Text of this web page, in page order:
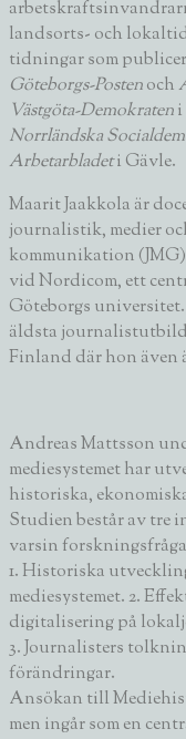
landsorts- och
tidningar som
Göteborgs-Postenoch
Västgöta-Demokrateni
Norrländska
Arbetarbladeti Gävle.
Maarit Jaakkola är
journalistik, medier
kommunikation
vid Nordicom, ett
Göteborgs
äldsta
Finland där hon
Andreas Mattsson
mediesystemet har
historiska,
Studien består av tre
varsin
1. Historiska
mediesystemet. 2.
digitalisering på
3. Journalisters
förändringar.
Ansökan till
men ingår som en